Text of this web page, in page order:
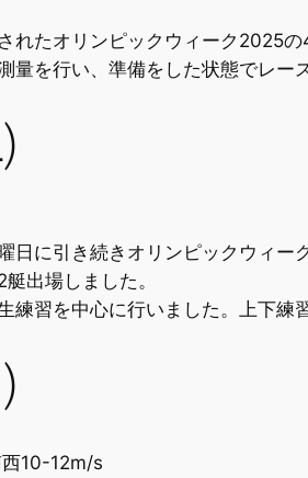
れたオリンピックウィーク2025
量を行い、準備をした状態でレー
日に引き続きオリンピックウィー
出場しました。
練習を中心に行いました。上下練
10-12m/s